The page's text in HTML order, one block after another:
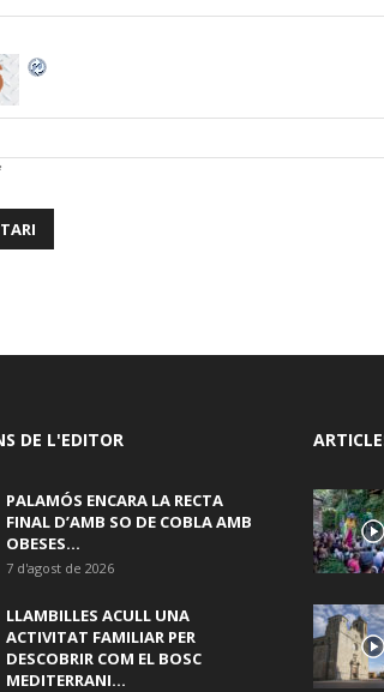
DE L'EDITOR
PALAMÓS ENCARA LA RECTA
FINAL D’AMB SO DE COBLA AMB
OBESES...
7 d'agost de 2026
LLAMBILLES ACULL UNA
ACTIVITAT FAMILIAR PER
DESCOBRIR COM EL BOSC
MEDITERRANI...